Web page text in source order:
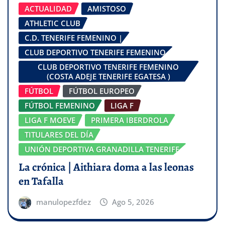
ACTUALIDAD
AMISTOSO
ATHLETIC CLUB
C.D. TENERIFE FEMENINO |
CLUB DEPORTIVO TENERIFE FEMENINO
CLUB DEPORTIVO TENERIFE FEMENINO
(COSTA ADEJE TENERIFE EGATESA )
FÚTBOL
FÚTBOL EUROPEO
FÚTBOL FEMENINO
LIGA F
LIGA F MOEVE
PRIMERA IBERDROLA
TITULARES DEL DÍA
UNIÓN DEPORTIVA GRANADILLA TENERIFE
La crónica | Aithiara doma a las leonas
en Tafalla
manulopezfdez Ago 5, 2026